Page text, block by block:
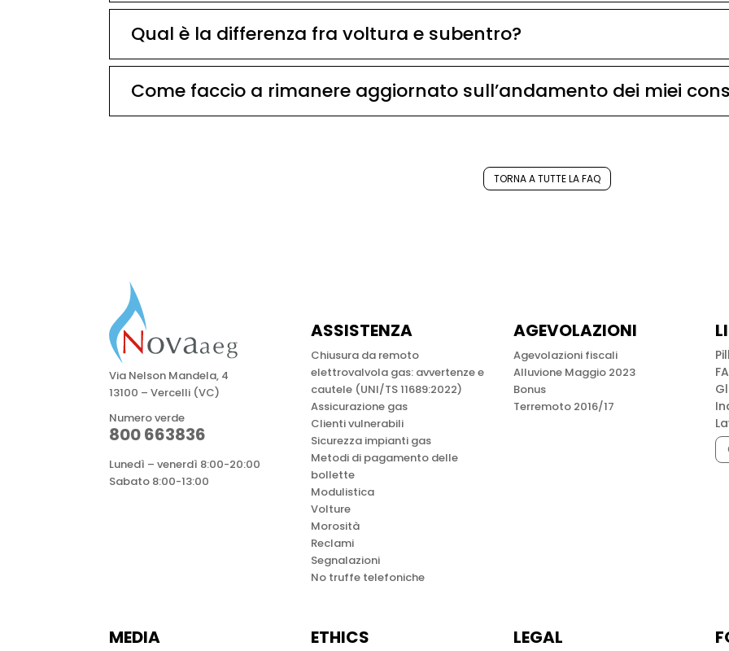
Qual è la differenza fra voltura e subentro?
Come faccio a rimanere aggiornato sull’andamento dei miei
TORNA A TUTTE LA FAQ
Via Nelson Mandela, 4
13100 – Vercelli (VC)
Numero verde
800 663836
Lunedì – venerdì 8:00-20:00
Sabato 8:00-13:00
ASSISTENZA
Chiusura da remoto
elettrovalvola gas: avvertenze e
cautele (UNI/TS 11689:2022)
Assicurazione gas
Clienti vulnerabili
Sicurezza impianti gas
Metodi di pagamento delle
bollette
Modulistica
Volture
Morosità
Reclami
Segnalazioni
No truffe telefoniche
AGEVOLAZIONI
Agevolazioni fiscali
Alluvione Maggio 2023
Bonus
Terremoto 2016/17
MEDIA ETHICS LEGAL